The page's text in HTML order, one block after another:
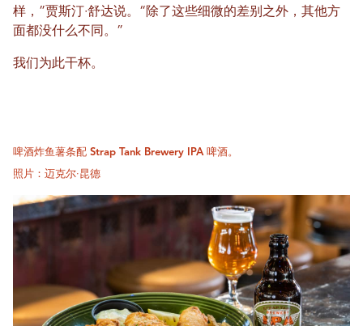
样，”贾斯汀·舒达说。“除了这些细微的差别之外，其他方
面都没什么不同。”
我们为此干杯。
啤酒炸鱼薯条配 Strap Tank Brewery IPA 啤酒。
照片：迈克尔·昆德